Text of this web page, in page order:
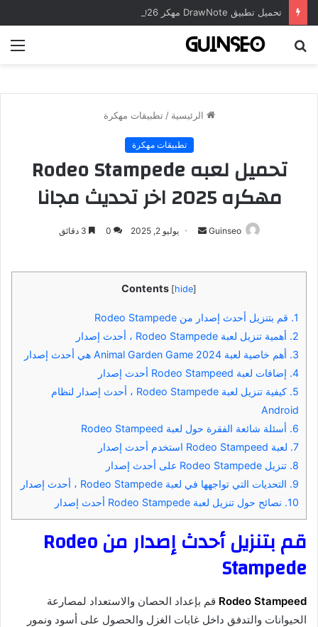
الرئيسية / تطبيقات مهكرة
تطبيقات مهكرة
تحميل لعبه Rodeo Stampede
مهكره 2025 اخر تحديث مجانا
Guinseo
أرسليوليو 2, 2025 0
Contents [hide]
1. قم بتنزيل أحدث إصدار من Rodeo Stampede
2. أهمية تنزيل لعبة Rodeo Stampede ، أحدث إصدار
3. أهم خاصية لعبة Animal Garden Game 2024 هي أحدث إصدار
4. إضافات لعبة Rodeo Stampeed أحدث إصدار
5.
كيفية تنزيل لعبة Rodeo Stampede ، أحدث إصدار لنظام
Android
6. أسئلة شائعة الفقرة حول لعبة Rodeo Stampeed
7. لعبة Rodeo Stampeed استخدم أحدث إصدار
8. تنزيل Rodeo Stampede على أحدث إصدار
9. التحديات التي تواجهها في لعبة Rodeo Stampede ، أحدث إصدار
10. نصائح حول تنزيل لعبة Rodeo Stampede أحدث إصدار
قم بتنزيل أحدث إصدار من Rodeo
Stampede
Rodeo Stampeed قم بإعداد الحصان والاستعداد لمصارعة
الحيوانات والتدفق داخل غابات الغزل والحصول على أسود ونمور